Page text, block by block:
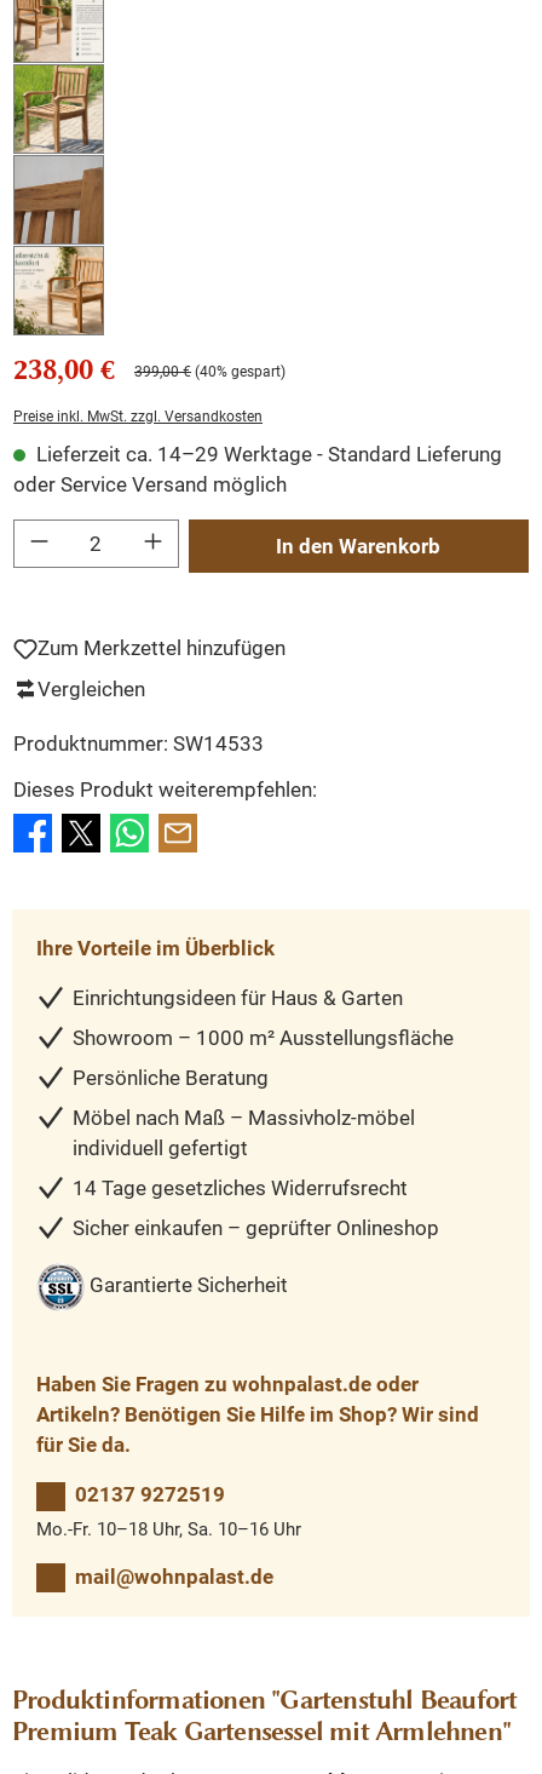
238,00 € 399,00 € (40% gespart)
Preise inkl. MwSt. zzgl. Versandkosten
Lieferzeit ca. 14–29 Werktage - Standard Lieferung
oder Service Versand möglich
Produkt Anzahl: Gib den gewünschten Wert ein oder benutze die Schaltflächen
In den Warenkorb
Zum Merkzettel hinzufügen
Vergleichen
Produktnummer: SW14533
Dieses Produkt weiterempfehlen:
Ihre Vorteile im Überblick
Einrichtungsideen für Haus & Garten
Showroom – 1000 m² Ausstellungsfläche
Persönliche Beratung
Möbel nach Maß – Massivholz-möbel
individuell gefertigt
14 Tage gesetzliches Widerrufsrecht
Sicher einkaufen – geprüfter Onlineshop
Garantierte Sicherheit
Haben Sie Fragen zu wohnpalast.de oder
Artikeln? Benötigen Sie Hilfe im Shop? Wir sind
für Sie da.
02137 9272519
Mo.-Fr. 10–18 Uhr, Sa. 10–16 Uhr
mail@wohnpalast.de
Produktinformationen "Gartenstuhl Beaufort
Premium Teak Gartensessel mit Armlehnen"